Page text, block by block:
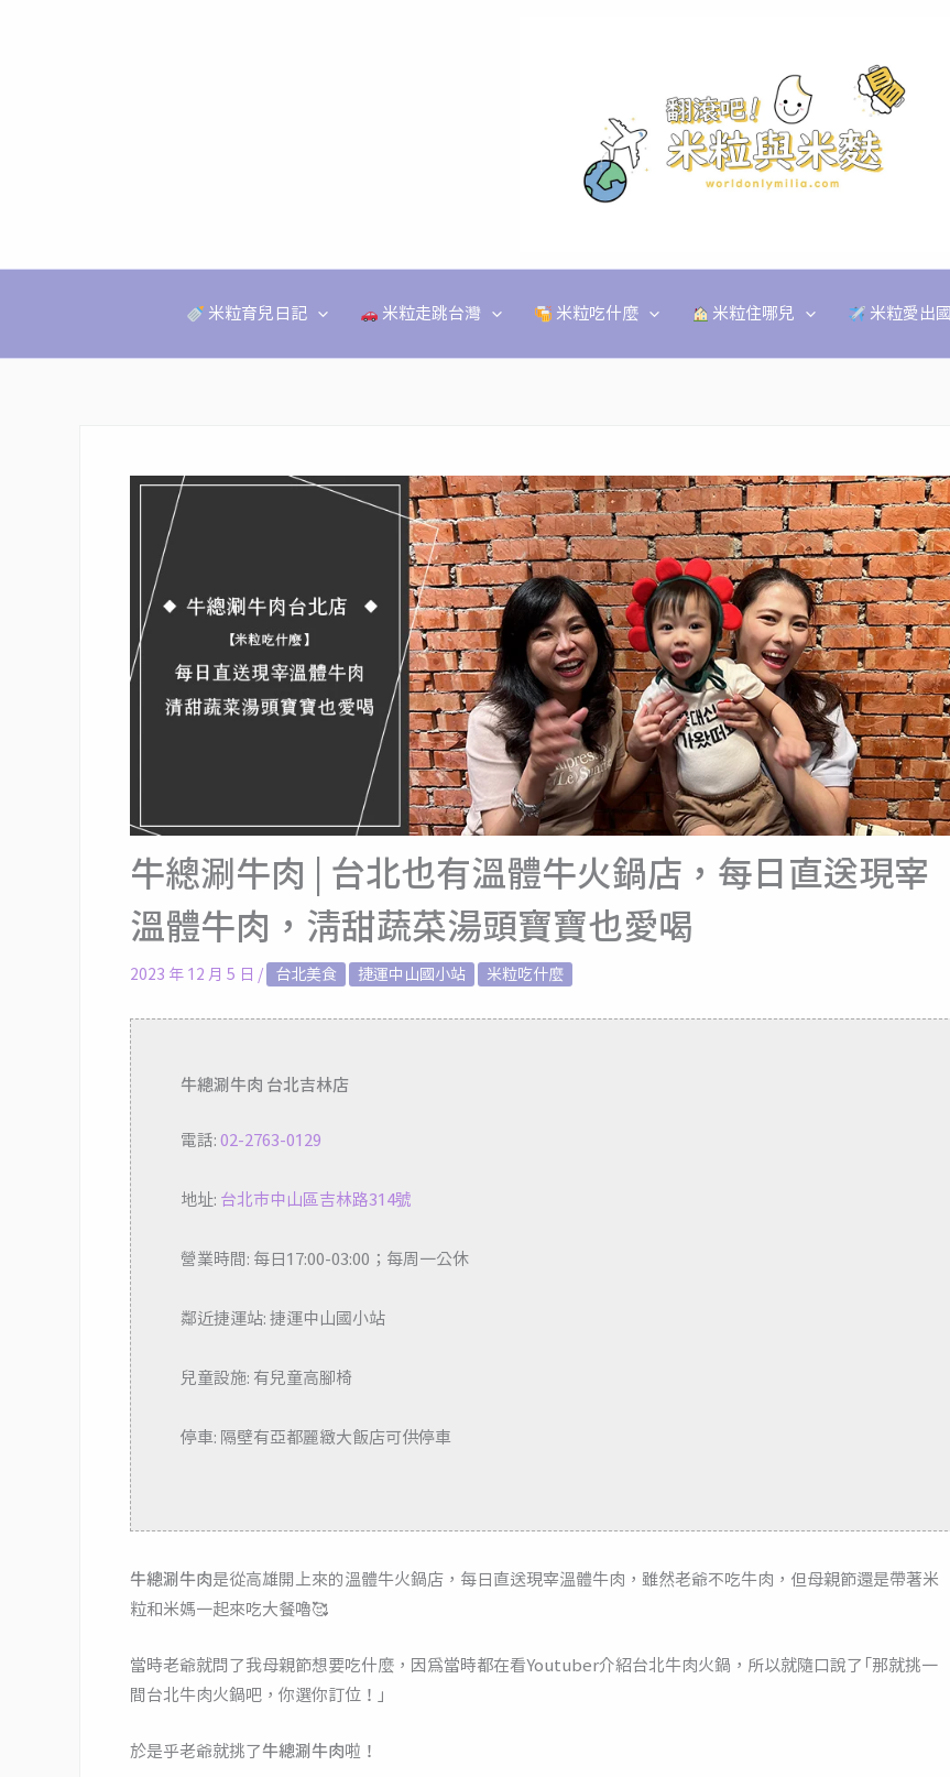
米粒育兒日記 米粒走跳台灣 米粒吃什麼 米粒住哪兒 米粒愛出國
牛總涮牛肉 | 台北也有溫體牛火鍋店，每日直送現宰
溫體牛肉，清甜蔬菜湯頭寶寶也愛喝
2023 年 12 月 5 日 / 台北美食 捷運中山國小站 米粒吃什麼
牛總涮牛肉 台北吉林店
電話: 02-2763-0129
地址: 台北市中山區吉林路31 4號
營業時間: 每日17:00-03:00；每周一公休
鄰近捷運站: 捷運中山國小站
兒童設施: 有兒童高腳椅
停車: 隔壁有亞都麗緻大飯店可供停車
牛總涮牛肉是從高雄開上來的溫體牛火鍋店，每日直送現宰溫體牛肉，雖然老爺不吃牛肉，但母親節還是帶著米
粒和米媽一起來吃大餐嚕🥰
當時老爺就問了我母親節想要吃什麼，因為當時都在看Youtuber介紹台北牛肉火鍋，所以就隨口說了「那就挑一
間台北牛肉火鍋吧，你選你訂位！」
於是乎老爺就挑了牛總涮牛肉啦！